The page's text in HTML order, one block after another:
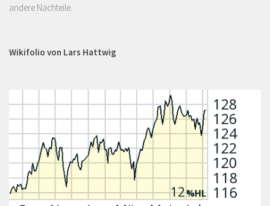
andere Nachteile.
Wikifolio von Lars Hattwig